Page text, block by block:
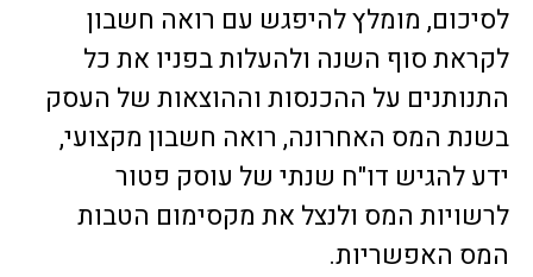
לסיכום, מומלץ להיפגש עם רואה חשבון
לקראת סוף השנה ולהעלות בפניו את כל
התנותנים על ההכנסות וההוצאות של העסק
בשנת המס האחרונה, רואה חשבון מקצועי,
ידע להגיש דו"ח שנתי של עוסק פטור
לרשויות המס ולנצל את מקסימום הטבות
המס האפשריות.